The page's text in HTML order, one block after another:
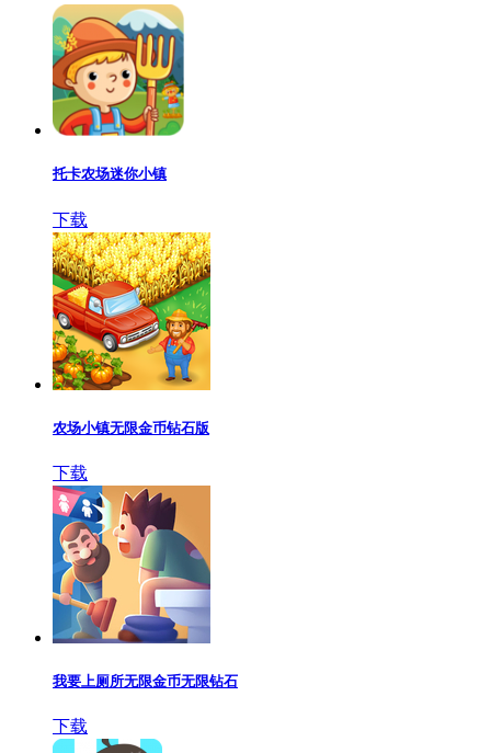
托卡农场迷你小镇
下载
农场小镇无限金币钻石版
下载
我要上厕所无限金币无限钻石
下载